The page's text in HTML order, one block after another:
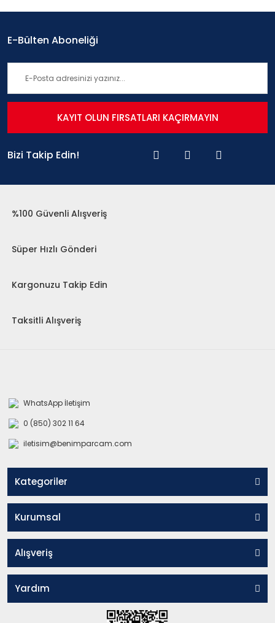
E-Bülten Aboneliği
KAYIT OLUN FIRSATLARI KAÇIRMAYIN
Bizi Takip Edin!
%100 Güvenli Alışveriş
Süper Hızlı Gönderi
Kargonuzu Takip Edin
Taksitli Alışveriş
WhatsApp İletişim
0 (850) 302 11 64
iletisim@benimparcam.com
Kategoriler
Kurumsal
Alışveriş
Yardım